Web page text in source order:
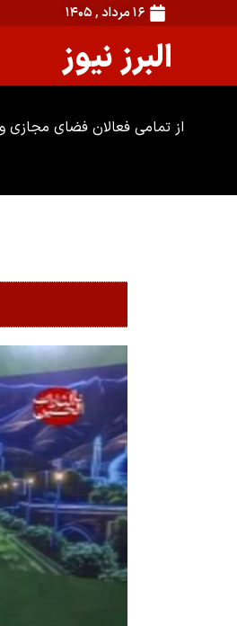
۱۶ مرداد , ۱۴۰۵
البرز نیوز
از تمامی فعالان فضای مجازی